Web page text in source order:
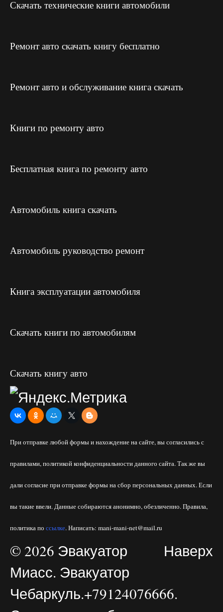
Скачать технические книги автомобили
Ремонт авто скачать книгу бесплатно
Ремонт авто и обслуживание книга скачать
Книги по ремонту авто
Бесплатная книга по ремонту авто
Автомобиль книга скачать
Автомобиль руководство ремонт
Книга эксплуатации автомобиля
Скачать книги по автомобилям
Скачать книгу авто
При отправке любой формы и нахождение на сайте, вы согласились с
правилами, политикой конфиденциальности данного сайта. Так же вы
дали согласие при отправке формы на сбор персональных данных. Если
вы такие ввели. Данные собираются анонимно, обезличенно. Правила,
политика по ссылке. Написать: mani-mani-net@mail.ru
Наверх
© 2026 Эвакуатор
Миасс. Эвакуатор
Чебаркуль.+79124076666.